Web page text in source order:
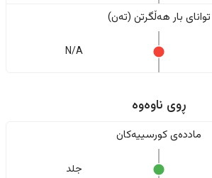
تواناى بار هەڵگرتن (تەن)
N/A
ڕوی ناوەوە
ماددەی کورسییەکان
جلد